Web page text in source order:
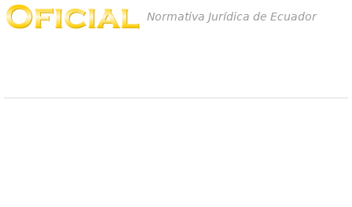
Normativa Jurídica de Ecuador